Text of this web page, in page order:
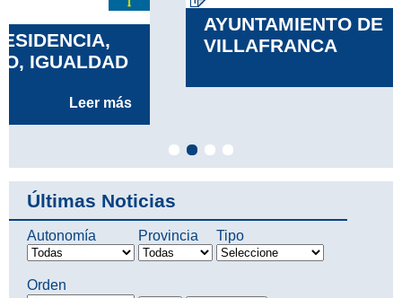
AYUNTAMIENTO DE
VILLAFRANCA
Últimas Noticias
Autonomía Provincia Tipo
Orden